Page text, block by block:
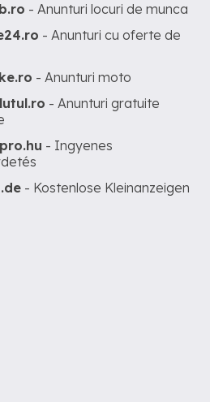
- Anunturi locuri de munca
- Anunturi cu oferte de
- Anunturi moto
- Anunturi gratuite
- Ingyenes
- Kostenlose Kleinanzeigen